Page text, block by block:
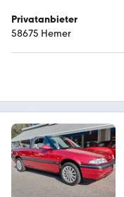
Privatanbieter
58675 Hemer